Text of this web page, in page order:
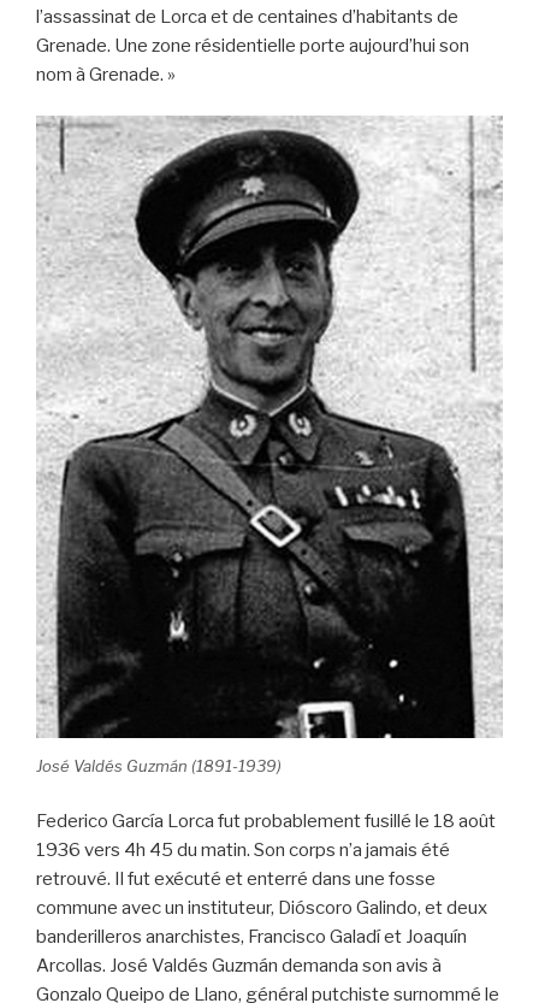
l’assassinat de Lorca et de centaines d’habitants de
Grenade. Une zone résidentielle porte aujourd’hui son
nom à Grenade. »
José Valdés Guzmán (1891-1939)
Federico García Lorca fut probablement fusillé le 18 août
1936 vers 4h 45 du matin. Son corps n’a jamais été
retrouvé. Il fut exécuté et enterré dans une fosse
commune avec un instituteur, Dióscoro Galindo, et deux
banderilleros anarchistes, Francisco Galadí et Joaquín
Arcollas. José Valdés Guzmán demanda son avis à
Gonzalo Queipo de Llano, général putchiste surnommé le